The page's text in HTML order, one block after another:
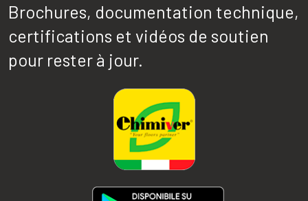
Brochures, documentation technique,
certifications et vidéos de soutien
pour rester à jour.